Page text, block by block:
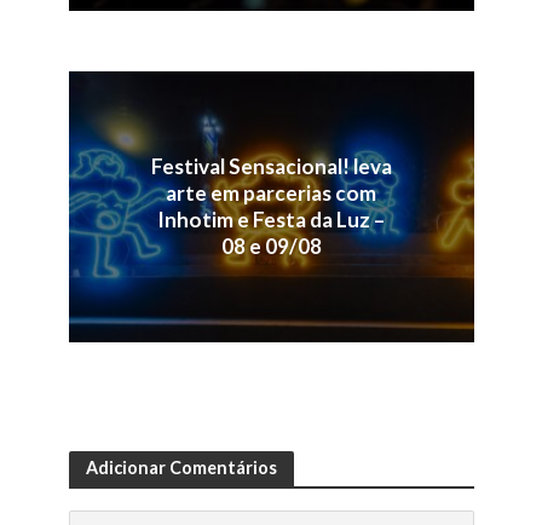
Festival Sensacional! leva
arte em parcerias com
Inhotim e Festa da Luz –
08 e 09/08
Adicionar Comentários